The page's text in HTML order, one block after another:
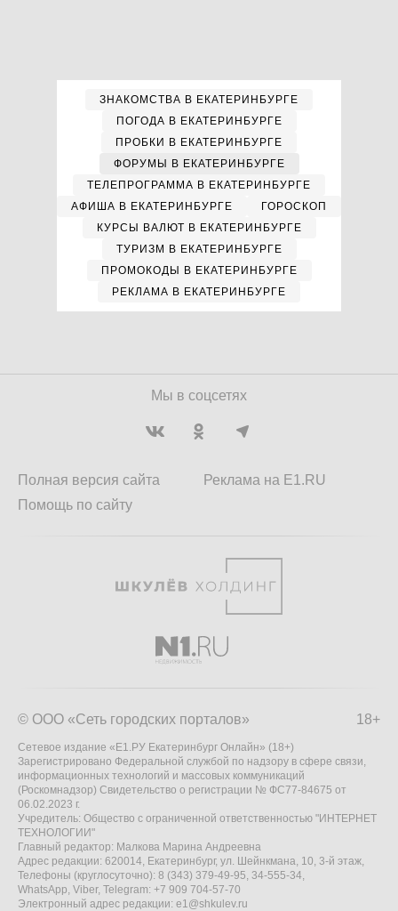
ЗНАКОМСТВА В ЕКАТЕРИНБУРГЕ
ПОГОДА В ЕКАТЕРИНБУРГЕ
ПРОБКИ В ЕКАТЕРИНБУРГЕ
ФОРУМЫ В ЕКАТЕРИНБУРГЕ
ТЕЛЕПРОГРАММА В ЕКАТЕРИНБУРГЕ
АФИША В ЕКАТЕРИНБУРГЕ
ГОРОСКОП
КУРСЫ ВАЛЮТ В ЕКАТЕРИНБУРГЕ
ТУРИЗМ В ЕКАТЕРИНБУРГЕ
ПРОМОКОДЫ В ЕКАТЕРИНБУРГЕ
РЕКЛАМА В ЕКАТЕРИНБУРГЕ
Мы в соцсетях
Полная версия сайта
Помощь по сайту
Реклама на E1.RU
18+
© ООО «Сеть городских порталов»
Сетевое издание «Е1.РУ Екатеринбург Онлайн» (18+)
Зарегистрировано Федеральной службой по надзору в сфере связи,
информационных технологий и массовых коммуникаций
(Роскомнадзор) Свидетельство о регистрации № ФС77-84675 от
06.02.2023 г.
Учредитель: Общество с ограниченной ответственностью "ИНТЕРНЕТ
ТЕХНОЛОГИИ"
Главный редактор: Малкова Марина Андреевна
Адрес редакции: 620014, Екатеринбург, ул. Шейнкмана, 10, 3-й этаж,
Телефоны (круглосуточно): 8 (343) 379-49-95, 34-555-34,
WhatsApp, Viber, Telegram: +7 909 704-57-70
Электронный адрес редакции: e1@shkulev.ru